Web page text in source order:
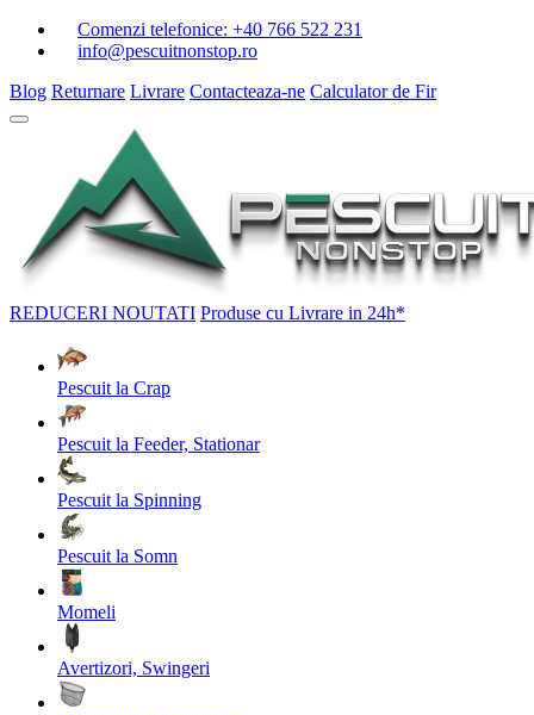
Comenzi telefonice: +40 766 522 231
info@pescuitnonstop.ro
Blog Returnare Livrare Contacteaza-ne Calculator de Fir
REDUCERI NOUTATI Produse cu Livrare in 24h*
Pescuit la Crap
Pescuit la Feeder, Stationar
Pescuit la Spinning
Pescuit la Somn
Momeli
Avertizori, Swingeri